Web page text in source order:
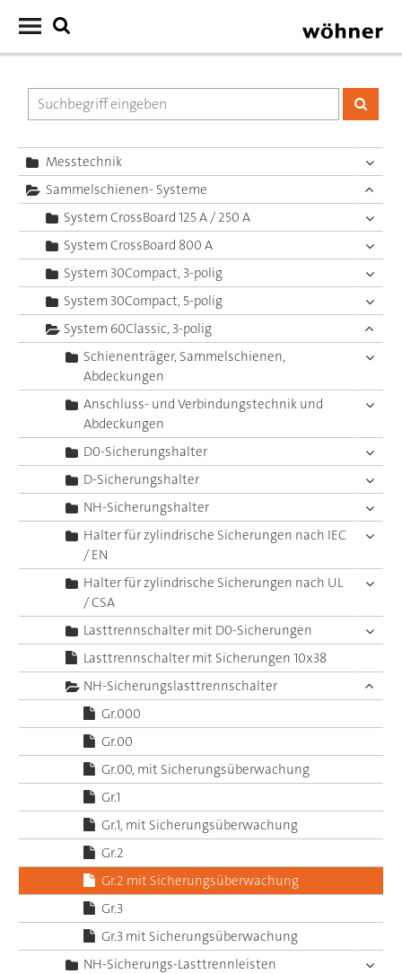
Messtechnik
Sammelschienen- Systeme
System CrossBoard 125 A / 250 A
System CrossBoard 800 A
System 30Compact, 3-polig
System 30Compact, 5-polig
System 60Classic, 3-polig
Schienenträger, Sammelschienen,
Abdeckungen
Anschluss- und Verbindungstechnik und
Abdeckungen
D0-Sicherungshalter
D-Sicherungshalter
NH-Sicherungshalter
Halter für zylindrische Sicherungen nach IEC
/ EN
Halter für zylindrische Sicherungen nach UL
/ CSA
Lasttrennschalter mit D0-Sicherungen
Lasttrennschalter mit Sicherungen 10x38
NH-Sicherungslasttrennschalter
Gr.000
Gr.00
Gr.00, mit Sicherungsüberwachung
Gr.1
Gr.1, mit Sicherungsüberwachung
Gr.2
Gr.2 mit Sicherungsüberwachung
Gr.3
Gr.3 mit Sicherungsüberwachung
NH-Sicherungs-Lasttrennleisten